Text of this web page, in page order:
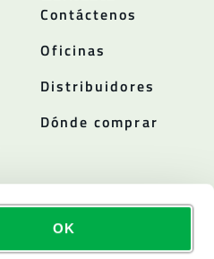
OK
Contáctenos
Oficinas
Distribuidores
Dónde comprar